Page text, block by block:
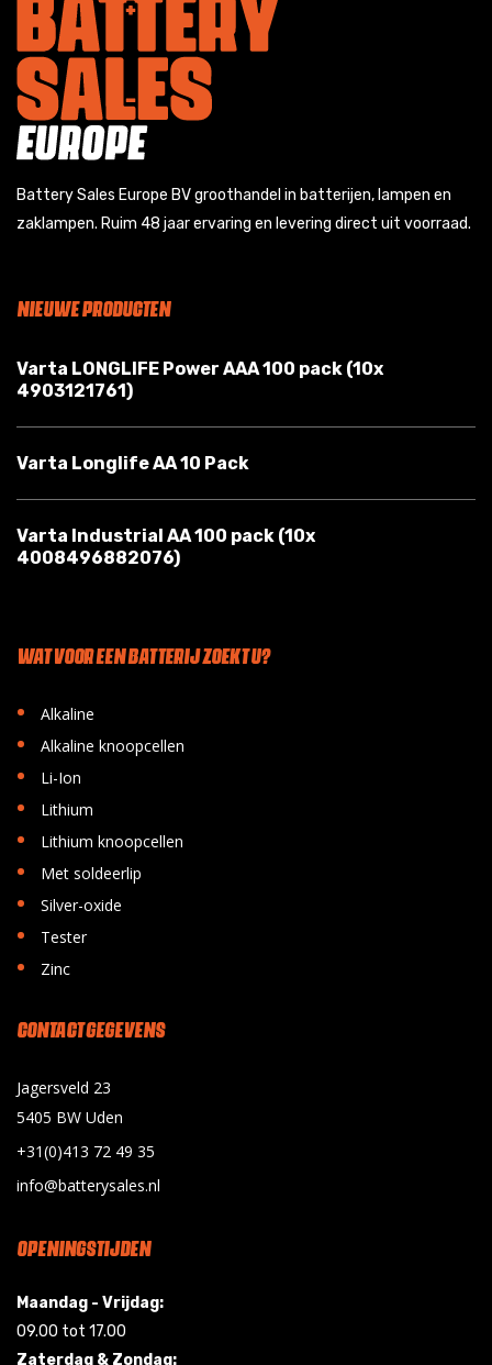
Battery Sales Europe BV groothandel in batterijen, lampen en
zaklampen. Ruim 48 jaar ervaring en levering direct uit voorraad.
NIEUWE PRODUCTEN
Varta LONGLIFE Power AAA 100 pack (10x
4903121761)
Varta Longlife AA 10 Pack
Varta Industrial AA 100 pack (10x
4008496882076)
WAT VOOR EEN BATTERIJ ZOEKT U?
• Alkaline
• Alkaline knoopcellen
• Li-Ion
• Lithium
• Lithium knoopcellen
• Met soldeerlip
• Silver-oxide
• Tester
• Zinc
CONTACT GEGEVENS
Jagersveld 23
5405 BW Uden
+31(0)413 72 49 35
info@batterysales.nl
OPENINGSTIJDEN
Maandag - Vrijdag:
09.00 tot 17.00
Zaterdag & Zondag: